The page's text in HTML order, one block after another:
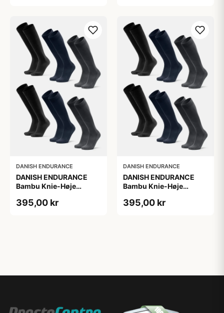
OEKO-TEX® STANDARD
100 cert.
DANISH ENDURANCE
DANISH ENDURANCE
Bambu Knie-Høje
Navy Blå, 6-Pak
395,00 kr
DANISH ENDURANCE
DANISH ENDURANCE
Bambu Knie-Høje
Navy Blå, 6-Pak
395,00 kr